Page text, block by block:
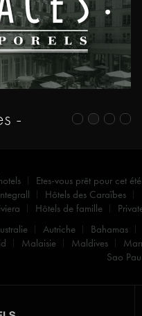
-
Etes-vous prêt pour cet été
Hôtels des Caraïbes
Hôtels de famille
Autriche
Bahamas
Malaisie Maldives
Sao